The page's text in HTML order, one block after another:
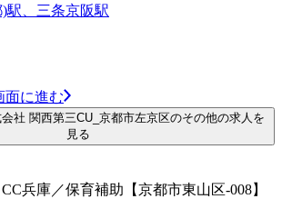
駅、三条京阪駅
面に進む
社 関西第三CU_京都市左京区のその他の求人を
見る
兵庫／保育補助【京都市東山区-008】